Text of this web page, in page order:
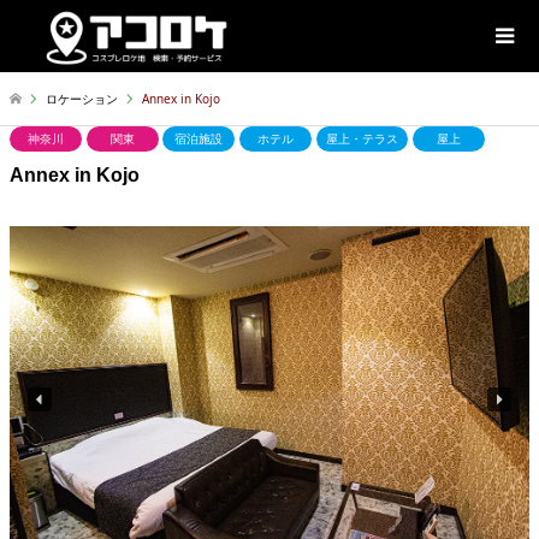
ロケーション Annex in Kojo
神奈川 関東 宿泊施設 ホテル 屋上・テラス 屋上
Annex in Kojo